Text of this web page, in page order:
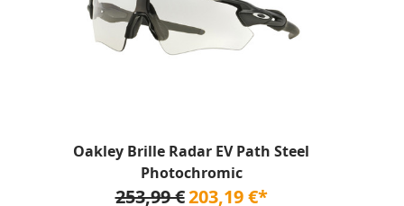
Oakley Brille Radar EV Path Steel
Photochromic
253,99 €203,19 €*